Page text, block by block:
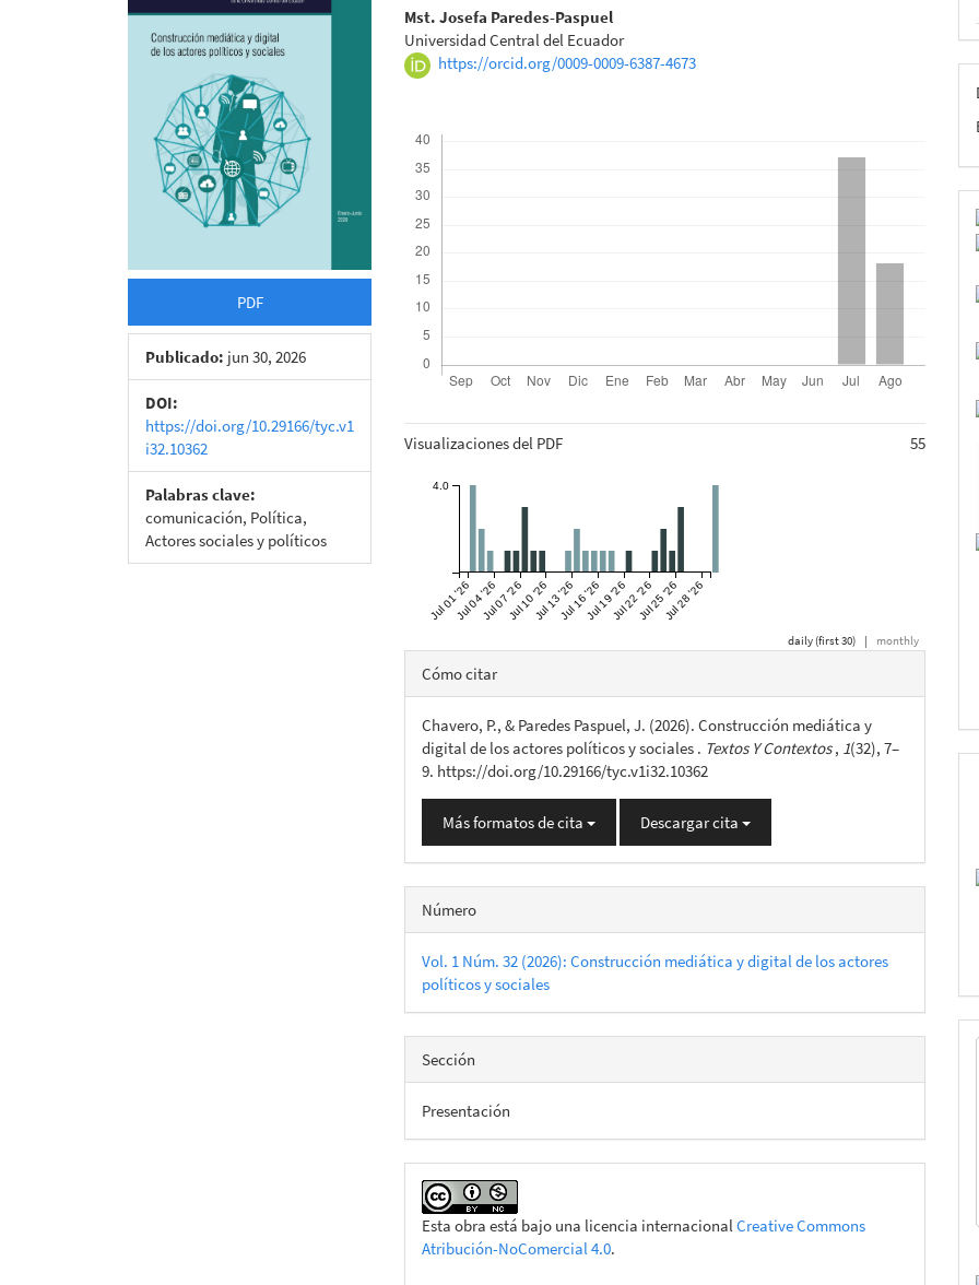
del
artículo
PDF
Publicado: jun 30, 2026
DOI:
https://doi.org/10.29166/tyc.v1
i32.10362
Palabras clave:
comunicación, Política,
Actores sociales y políticos
del
artículo
Mst. Josefa Paredes-Paspuel
Universidad Central del Ecuador
https://orcid.org/0009-0009-6387-4673
Visualizaciones del PDF 55
Jul 01 '26Jul 04 '26Jul 07 '26Jul 10 '26Jul 13 '26Jul 16 '26Jul 19 '26Jul 22 '26Jul 25 '26Jul 28 '26
4.0
daily (first 30) | monthly
Detalles
del
artículo
Cómo citar
Chavero, P., & Paredes Paspuel, J. (2026). Construcción mediática y
digital de los actores políticos y sociales . Textos Y Contextos, 1(32), 7–
9. https://doi.org/10.29166/tyc.v1i32.10362
Más formatos de cita Descargar cita
Número
Vol. 1 Núm. 32 (2026): Construcción mediática y digital de los actores
políticos y sociales
Sección
Presentación
Esta obra está bajo una licencia internacionalCreative Commons
Atribución-NoComercial 4.0.